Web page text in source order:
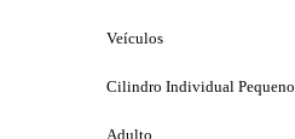
Veículos
Cilindro Individual Pequeno
Adulto